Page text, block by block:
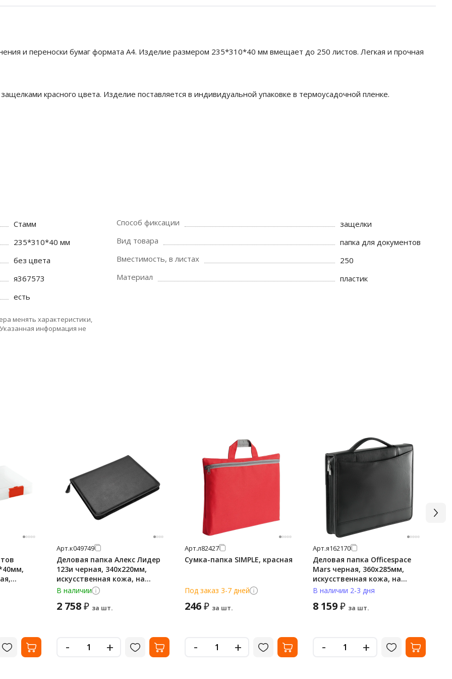
и переноски бумаг формата А4. Изделие размером 235*310*40 мм вмещает до 250 листов. Легкая и прочная
красного цвета. Изделие поставляется в индивидуальной упаковке в термоусадочной пленке.
Стамм
235*310*40 мм
без цвета
я367573
есть
Способ фиксации
защелки
Вид товара
папка для документов
Вместимость, в листах
250
Материал
пластик
менять характеристики,
информация не
Арт.к049749
Деловая папка Алекс Лидер
123и черная, 340х220мм,
искусственная кожа, на
молнии
В наличии
2 758₽ за шт.
- +
Арт.л82427
Сумка-папка SIMPLE, красная
Под заказ 3-7 дней
246₽ за шт.
- +
Арт.я162170
Деловая папка Officespace
Mars черная, 360х285мм,
искусственная кожа, на
молнии
В наличии 2-3 дня
8 159₽ за шт.
- +